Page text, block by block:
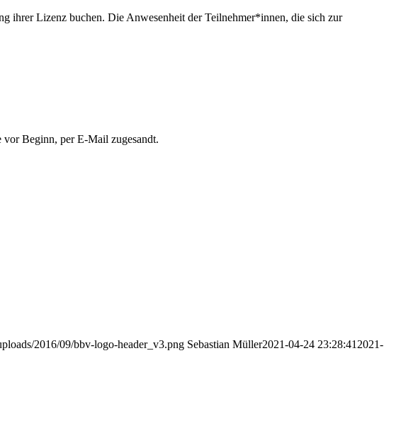
ihrer Lizenz buchen. Die Anwesenheit der Teilnehmer*innen, die sich zur
vor Beginn, per E-Mail zugesandt.
2016/09/bbv-logo-header_v3.png Sebastian Müller2021-04-24 23:28:41 2021-